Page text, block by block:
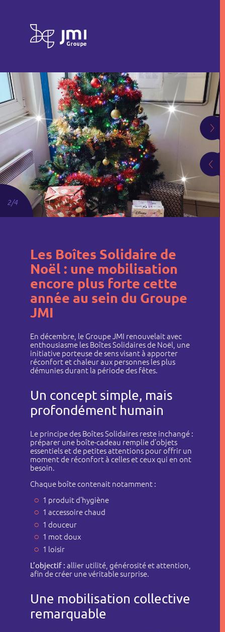
2/4
Les Boîtes Solidaire de
Noël : une mobilisation
encore plus forte cette
année au sein du Groupe
JMI
En décembre, le Groupe JMI renouvelait avec
enthousiasme les Boîtes Solidaires de Noël, une
initiative porteuse de sens visant à apporter
réconfort et chaleur aux personnes les plus
démunies durant la période des fêtes.
Un concept simple, mais
profondément humain
Le principe des Boîtes Solidaires reste inchangé :
préparer une boîte-cadeau remplie d’objets
essentiels et de petites attentions pour offrir un
moment de réconfort à celles et ceux qui en ont
besoin.
Chaque boîte contenait notamment :
1 produit d’hygiène
1 accessoire chaud
1 douceur
1 mot doux
1 loisir
L’objectif : allier utilité, générosité et attention,
afin de créer une véritable surprise.
Une mobilisation collective
remarquable
Qui sommes-nous ?
Nos sociétés
Actualités
Recrutement
Contact